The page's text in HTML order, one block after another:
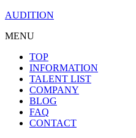
AUDITION
MENU
TOP
INFORMATION
TALENT LIST
COMPANY
BLOG
FAQ
CONTACT